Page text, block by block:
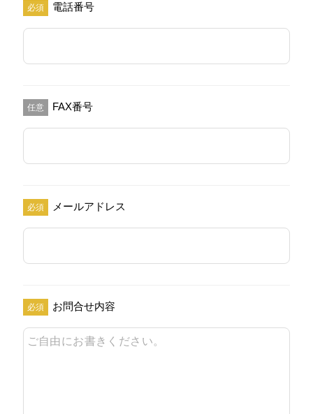
必須 電話番号
任意 FAX番号
必須 メールアドレス
必須 お問合せ内容